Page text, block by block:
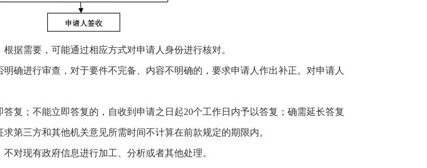
需要，可能通过相应方式对申请人身份进行核对。
进行审查，对于要件不完备、内容不明确的，要求申请人作出补正。对申请人
；不能立即答复的，自收到申请之日起20个工作日内予以答复；确需延长答复
第三方和其他机关意见所需时间不计算在前款规定的期限内。
现有政府信息进行加工、分析或者其他处理。